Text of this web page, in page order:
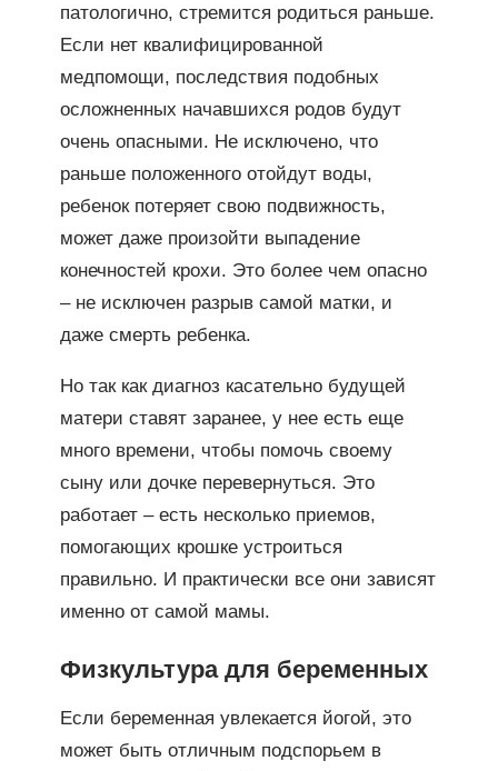
патологично, стремится родиться раньше.
Если нет квалифицированной
медпомощи, последствия подобных
осложненных начавшихся родов будут
очень опасными. Не исключено, что
раньше положенного отойдут воды,
ребенок потеряет свою подвижность,
может даже произойти выпадение
конечностей крохи. Это более чем опасно
– не исключен разрыв самой матки, и
даже смерть ребенка.
Но так как диагноз касательно будущей
матери ставят заранее, у нее есть еще
много времени, чтобы помочь своему
сыну или дочке перевернуться. Это
работает – есть несколько приемов,
помогающих крошке устроиться
правильно. И практически все они зависят
именно от самой мамы.
Физкультура для беременных
Если беременная увлекается йогой, это
может быть отличным подспорьем в